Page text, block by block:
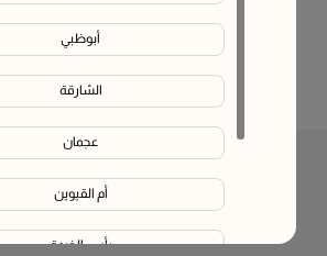
أبوظبي
الشارقة
عجمان
أم القيوين
رأس الخيمة
ماذا يقيس الفحص؟